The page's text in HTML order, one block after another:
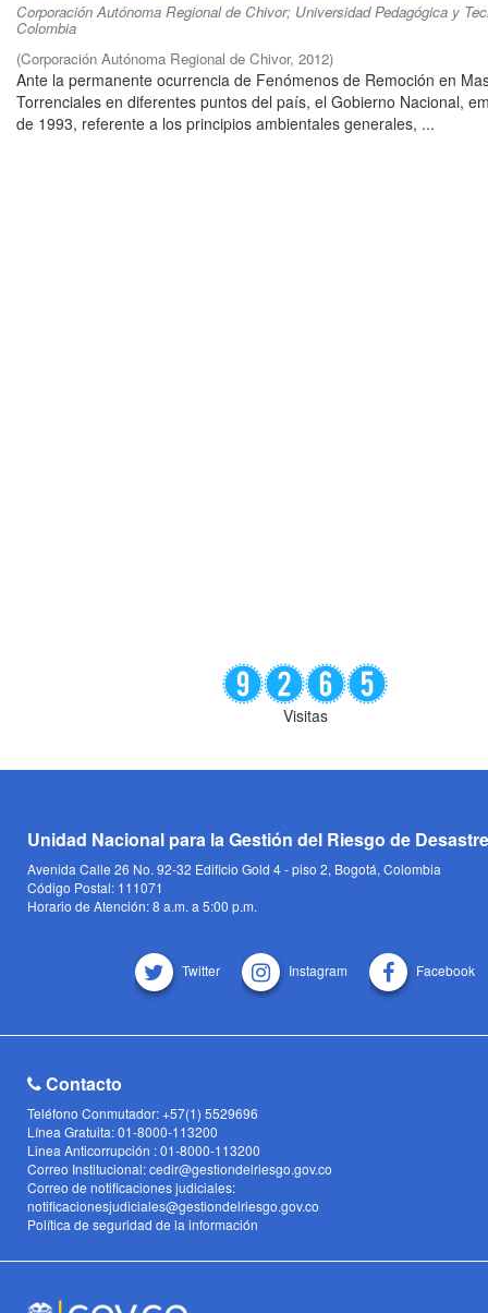
Corporación Autónoma Regional de Chivor; Universidad Pedagógica y
Colombia
(Corporación Autónoma Regional de Chivor, 2012)
Ante la permanente ocurrencia de Fenómenos de Remoción en
Torrenciales en diferentes puntos del país, el Gobierno Nacional,
de 1993, referente a los principios ambientales generales, ...
Visitas
Unidad Nacional para la Gestión del Riesgo de
Avenida Calle 26 No. 92-32 Edificio Gold 4 - piso 2, Bogotá, Colombia
Código Postal: 111071
Horario de Atención: 8 a.m. a 5:00 p.m.
Twitter Instagram Facebook
Contacto
Teléfono Conmutador: +57(1) 5529696
Línea Gratuita: 01-8000-113200
Linea Anticorrupción : 01-8000-113200
Correo Institucional: cedir@gestiondelriesgo.gov.co
Correo de notificaciones judiciales:
notificacionesjudiciales@gestiondelriesgo.gov.co
Política de seguridad de la información